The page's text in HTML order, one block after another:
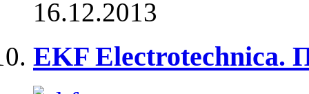
16.12.2013
EKF Electrotechnica.